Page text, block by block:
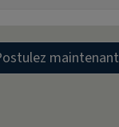
maintenant